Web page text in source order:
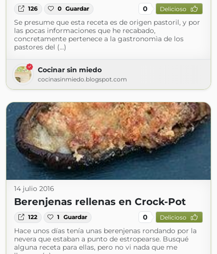
126 0 Guardar 0 Delicioso
Se presume que esta receta es de origen pastoril, y por
las pocas informaciones que he recabado,
concretamente pertenece a la gastronomìa de los
pastores del (...)
Cocinar sin miedo
cocinasinmiedo.blogspot.com
14 julio 2016
Berenjenas rellenas en Crock-Pot
122 1 Guardar 0 Delicioso
Hace unos días tenía unas berenjenas rondando por la
nevera que estaban a punto de estropearse. Busqué
alguna receta para ellas, pero no vi nada que me